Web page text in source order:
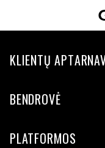
KLIENTŲ
BENDROVĖ
PLATFORMOS